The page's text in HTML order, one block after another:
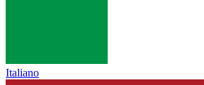
Italiano